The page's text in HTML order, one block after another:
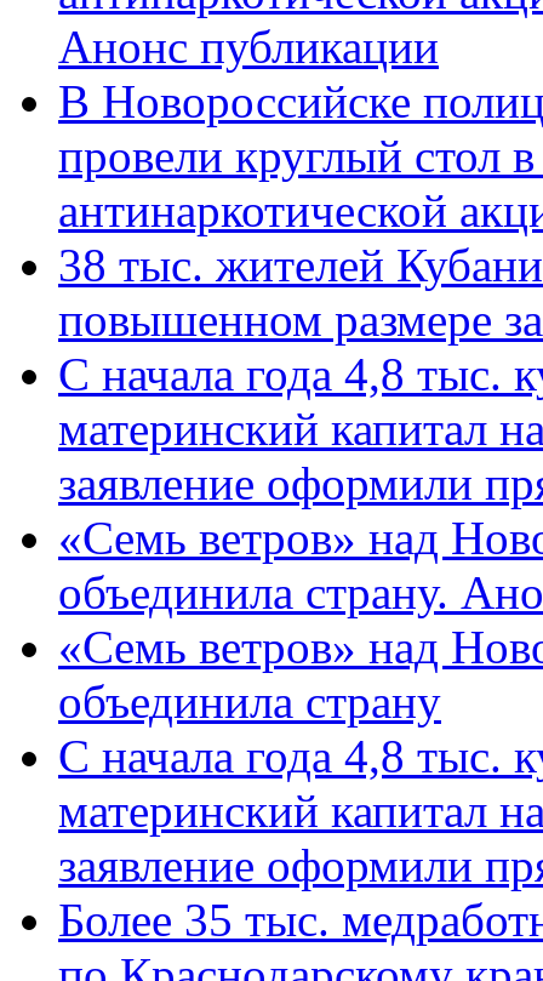
Анонс публикации
В Новороссийске
провели круглый стол
антинаркотической
38 тыс. жителей
повышенном размере
С начала года 4,8 тыс.
материнский капитал
заявление оформили
«Семь ветров» над
объединила страну.
«Семь ветров» над
объединила страну
С начала года 4,8 тыс.
материнский капитал
заявление оформили
Более 35 тыс.